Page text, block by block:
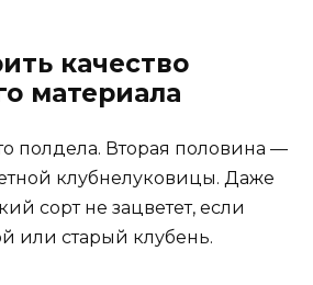
качество
материала
полдела. Вторая половина —
клубнелуковицы. Даже
сорт не зацветет, если
или старый клубень.